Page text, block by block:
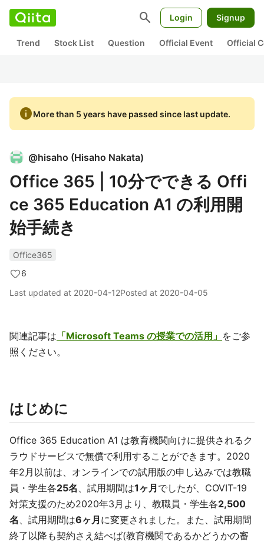
search Login Signup
Trend Stock List Question Official Event Official
infoMore than 5 years have passed since last update.
@hisaho (Hisaho Nakata)
Office 365 | 10分でできる Offi
ce 365 Education A1 の利用開
始手続き
Office365
6
Last updated at 2020-04-12Posted at 2020-04-05
関連記事は 「Microsoft Teams の授業での活用」 をご参
照ください。
はじめに
Office 365 Education A1 は教育機関向けに提供されるク
ラウドサービスで無償で利用することができます。2020
年2月以前は、オンラインでの試用版の申し込みでは教職
員・学生各25名 、試用期間は1ヶ月 でしたが、COVIT-19
対策支援のため2020年3月より、教職員・学生各2,500
名 、試用期間は6ヶ月 に変更されました。また、試用期間
終了以降も契約さえ結べば(教育機関であるかどうかの審